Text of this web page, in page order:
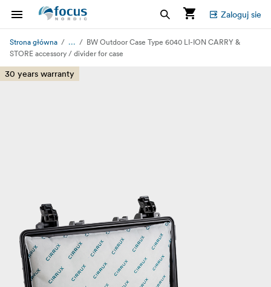
Zaloguj sie
Strona główna ...
BW Outdoor Case Type 6040 LI-ION CARRY &
STORE accessory / divider for case
30 years warranty